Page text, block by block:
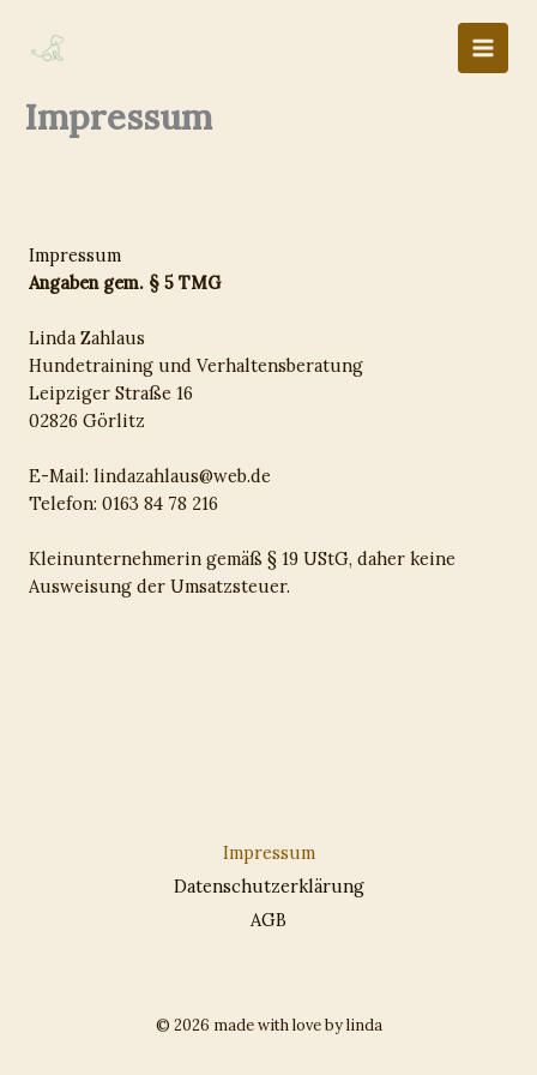
springen
Impressum
Impressum
Angaben gem. § 5 TMG
Linda Zahlaus
Hundetraining und Verhaltensberatung
Leipziger Straße 16
02826 Görlitz
E-Mail: lindazahlaus@web.de
Telefon: 0163 84 78 216
Kleinunternehmerin gemäß § 19 UStG, daher keine
Ausweisung der Umsatzsteuer.
Impressum
Datenschutzerklärung
AGB
© 2026 made with love by linda